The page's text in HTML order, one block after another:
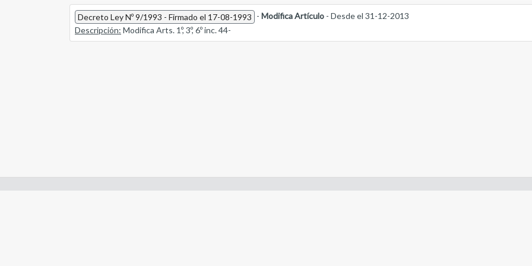
Decreto Ley Nº 9/1993 - Firmado el 17-08-1993 - Modifica Artículo - Desde el 31-12-2013
Descripción: Modifica Arts. 1º, 3º, 6º inc. 44-